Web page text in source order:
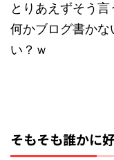
とりあえずそう
何かブログ書か
い？ｗ
そもそも誰かに